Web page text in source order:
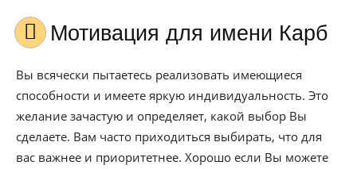
Мотивация для имени Карб
Вы всячески пытаетесь реализовать имеющиеся
способности и имеете яркую индивидуальность. Это
желание зачастую и определяет, какой выбор Вы
сделаете. Вам часто приходиться выбирать, что для
вас важнее и приоритетнее. Хорошо если Вы можете